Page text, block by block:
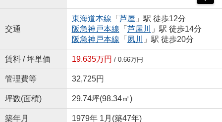
交通
東海道本線 「 芦屋 」駅 徒歩12分
阪急神戸本線 「 芦屋川
」駅 徒歩14分
阪急神戸本線 「 夙川 」駅 徒歩20分
賃料 / 坪単価 19.635万円 / 0.66万円
管理費等 32,725円
坪数(面積) 29.74坪(98.34㎡)
築年月 1979年 1月(築47年)